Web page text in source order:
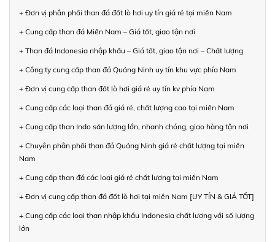
+ Đơn vị phân phối than đá đốt lò hơi uy tín giá rẻ tại miền Nam
+ Cung cấp than đá Miền Nam – Giá tốt, giao tận nơi
+ Than đá Indonesia nhập khẩu – Giá tốt, giao tận nơi – Chất lượng
+ Công ty cung cấp than đá Quảng Ninh uy tín khu vực phía Nam
+ Đơn vị cung cấp than đốt lò hơi giá rẻ uy tín kv phía Nam
+ Cung cấp các loại than đá giá rẻ, chất lượng cao tại miền Nam
+ Cung cấp than Indo sản lượng lớn, nhanh chóng, giao hàng tận nơi
+ Chuyên phân phối than đá Quảng Ninh giá rẻ chất lượng tại miền
Nam
+ Cung cấp than đá các loại giá rẻ chất lượng tại miền Nam
+ Đơn vị cung cấp than đá đốt lò hơi tại miền Nam [UY TÍN & GIÁ TỐT]
+ Cung cấp các loại than nhập khẩu Indonesia chất lượng với số lượng
lớn